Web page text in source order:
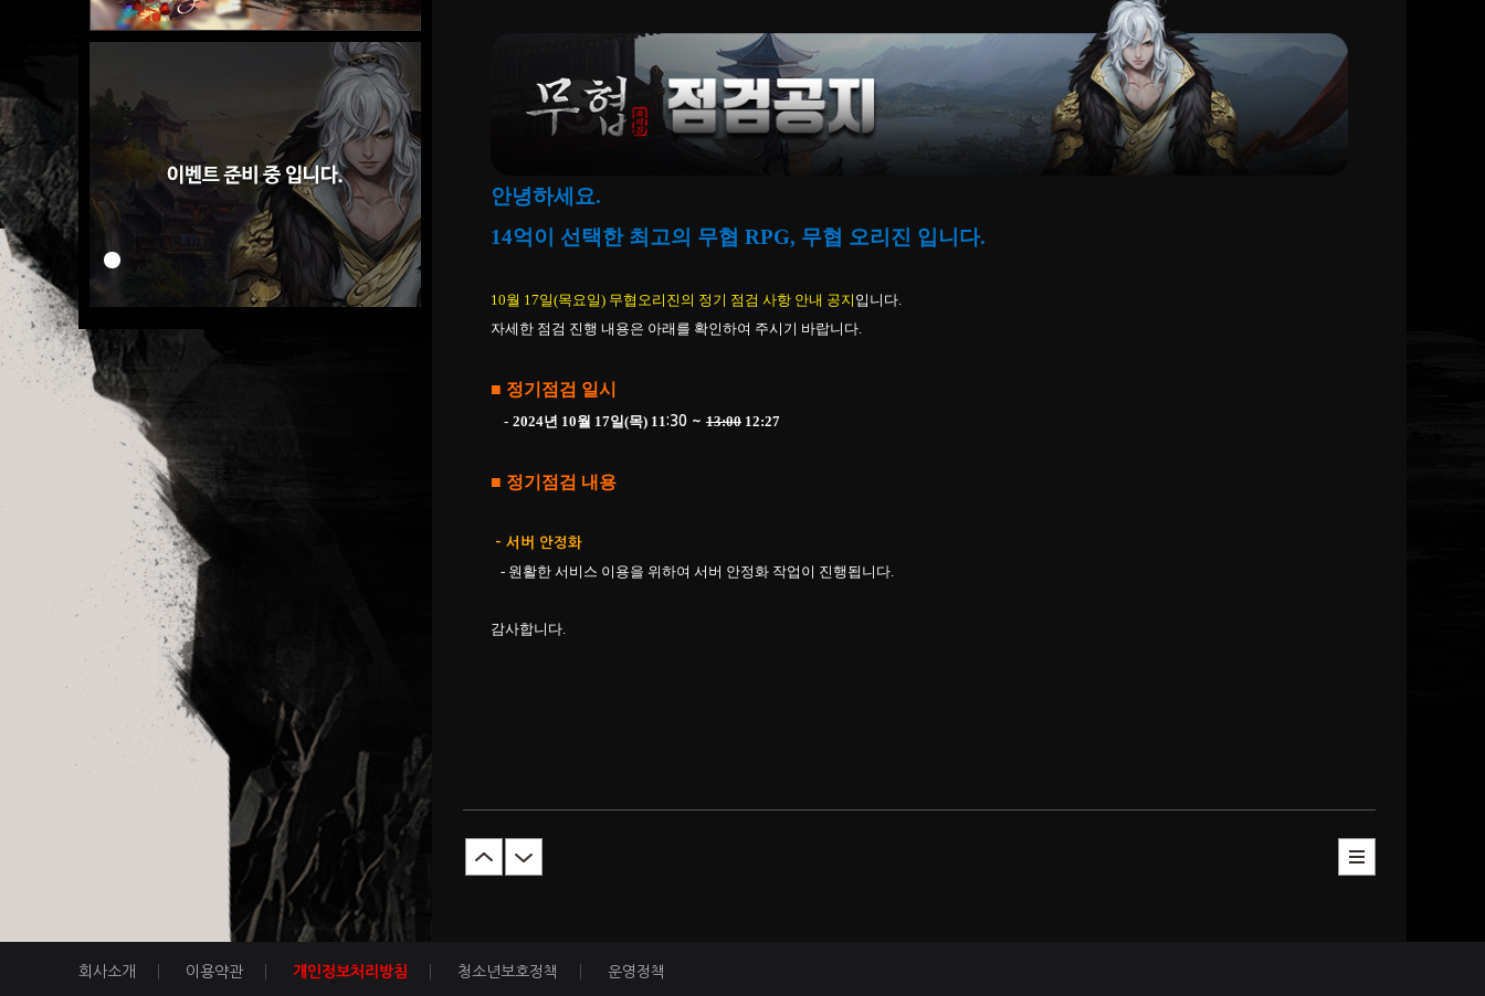
안녕하세요.
14억이 선택한 최고의 무협 RPG, 무협 오리진 입니다.
10월 17일(목요일) 무협오리진의 정기 점검 사항 안내 공지 입니다.
자세한 점검 진행 내용은 아래를 확인하여 주시기 바랍니다.
■ 정기점검 일시
- 2024년 10월 17일(목) 11:30 ~ 13:00 12:27
■ 정기점검 내용
- 서버 안정화
- 원활한 서비스 이용을 위하여 서버 안정화 작업이 진행됩니다.
감사합니다.
회사소개 이용약관 개인정보처리방침 청소년보호정책 운영정책